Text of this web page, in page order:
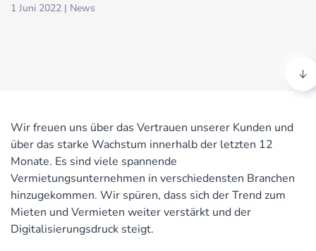
1 Juni 2022 | News
Wir freuen uns über das Vertrauen unserer Kunden und
über das starke Wachstum innerhalb der letzten 12
Monate. Es sind viele spannende
Vermietungsunternehmen in verschiedensten Branchen
hinzugekommen. Wir spüren, dass sich der Trend zum
Mieten und Vermieten weiter verstärkt und der
Digitalisierungsdruck steigt.